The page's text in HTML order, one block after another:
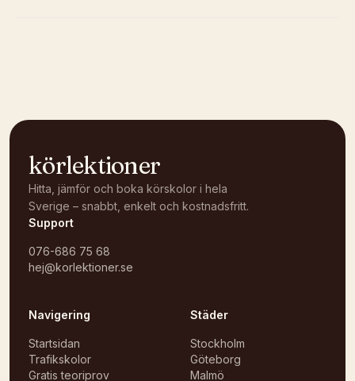
körlektioner
Hitta, jämför och boka körskolor i hela
Sverige – snabbt, enkelt och kostnadsfritt.
Support
076-686 75 68
hej@korlektioner.se
Navigering
Startsidan
Trafikskolor
Gratis teoriprov
Städer
Stockholm
Göteborg
Malmö